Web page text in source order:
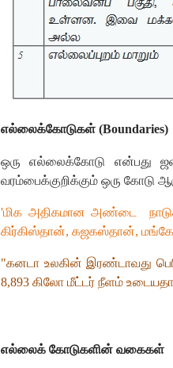
எல்லைக்கோடுகள் (Boundaries)
ஒரு எல்லைக்கோடு என்பது
வரம்பைக்குறிக்கும் ஒரு கோடு
'மிக அதிகமான அண்டை
கிர்கிஸ்தான், கஜகஸ்தான்,
"கனடா உலகின் இரண்டாவது
8,893 கிலோ மீட்டர் நீளம்
எல்லைக் கோடுகளின் வகைகள்